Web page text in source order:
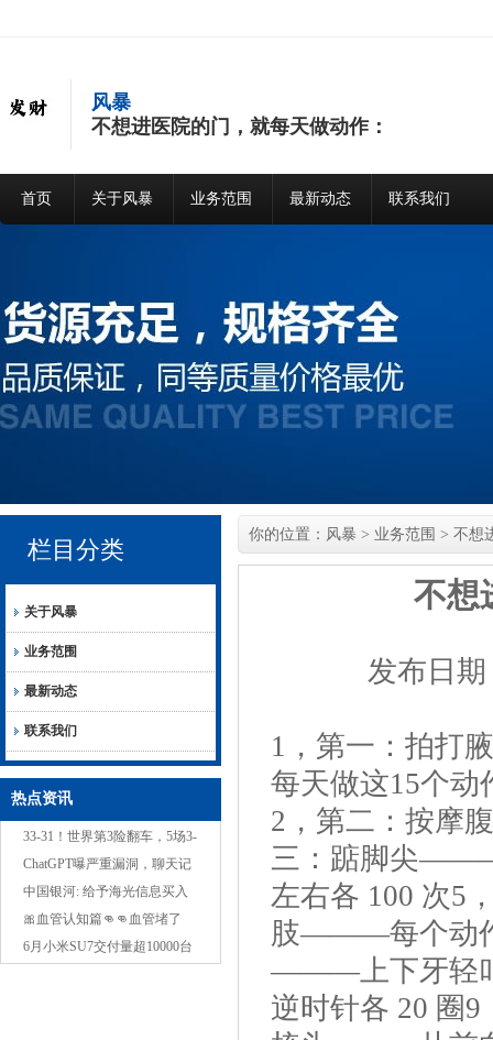
风暴
不想进医院的门，就每天做动作：
首页 关于风暴 业务范围 最新动态 联系我们
栏目分类
关于风暴
业务范围
最新动态
联系我们
热点资讯
33-31！世界第3险翻车，5场3-
0，中国女排冲3连胜，1队变
NO.1？
ChatGPT曝严重漏洞，聊天记
录黑客随意看，网友：本地运
行也没用
中国银河: 给予海光信息买入
评级
🎀血管认知篇👊👊血管堵了
20%没感觉血管堵了40%有点
6月小米SU7交付量超10000台
你的位置： 风暴 > 业务范围 > 不想
不想
发布日
1，第一：拍打
每天做这15个
2，第二：按摩
三：踮脚尖
左右各 100 次5
肢———每个动作
———上下牙轻
逆时针各 20 圈